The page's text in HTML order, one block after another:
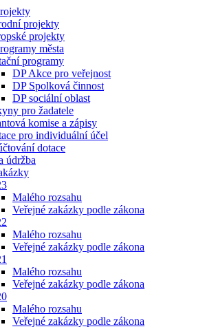
projekty
projekty
města
programy
DP Akce pro veřejnost
DP Spolková činnost
DP sociální oblast
pro žadatele
komise a zápisy
pro individuální účel
dotace
údržba
Malého rozsahu
Veřejné zakázky podle zákona
Malého rozsahu
Veřejné zakázky podle zákona
Malého rozsahu
Veřejné zakázky podle zákona
Malého rozsahu
Veřejné zakázky podle zákona